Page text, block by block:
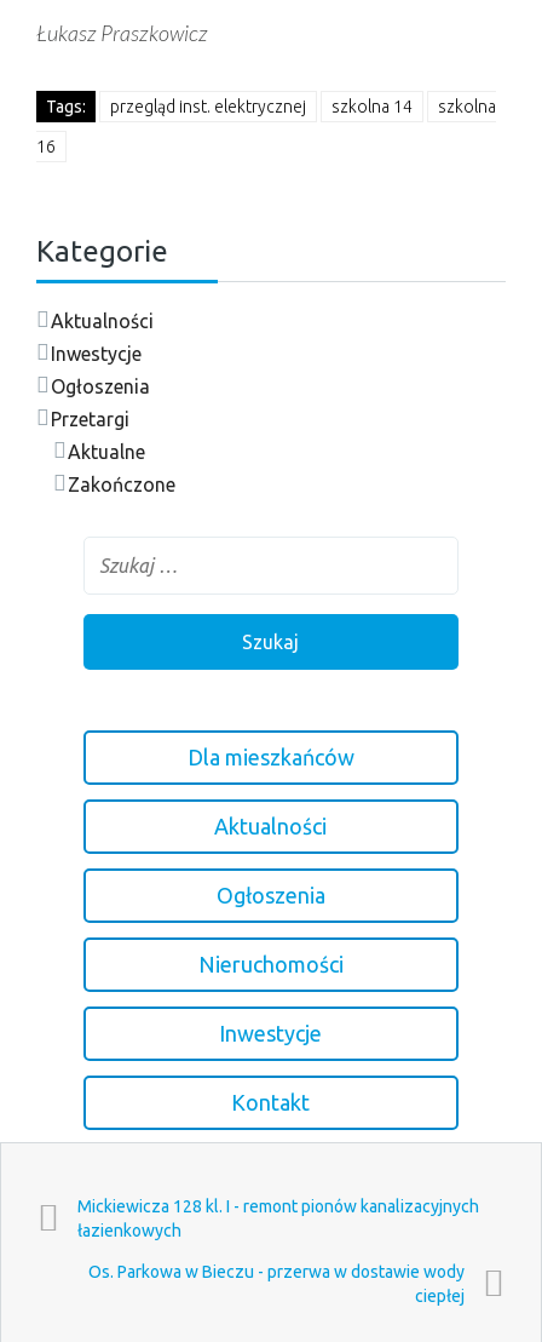
Łukasz Praszkowicz
Tags: przegląd inst. elektrycznej szkolna 14 szkolna
16
Kategorie
Aktualności
Inwestycje
Ogłoszenia
Przetargi
Aktualne
Zakończone
Dla mieszkańców
Aktualności
Ogłoszenia
Nieruchomości
Inwestycje
Kontakt
Mickiewicza 128 kl. I - remont pionów kanalizacyjnych
łazienkowych
Os. Parkowa w Bieczu - przerwa w dostawie wody
ciepłej